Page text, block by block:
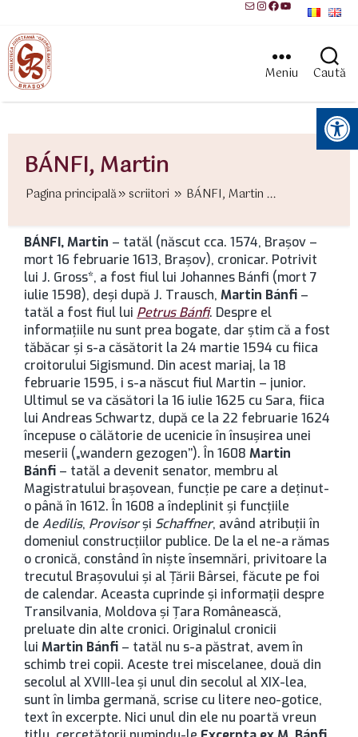
MailInstagram
Facebook
YouTube
Meniu Caută
Instrumente pentru accesibilitate
BÁNFI, Martin
Pagina principală scriitori BÁNFI, Martin ...
BÁNFI, Martin – tatăl (născut cca. 1574, Brașov –
mort 16 februarie 1613, Brașov), cronicar. Potrivit
lui J. Gross*, a fost fiul lui Johannes Bánfi (mort 7
iulie 1598), deşi după J. Trausch, Martin Bánfi –
tatăl a fost fiul lui Petrus Bánfi. Despre el
informaţiile nu sunt prea bogate, dar ştim că a fost
tăbăcar şi s-a căsătorit la 24 martie 1594 cu fiica
croitorului Sigismund. Din acest mariaj, la 18
februarie 1595, i s-a născut fiul Martin – junior.
Ultimul se va căsători la 16 iulie 1625 cu Sara, fiica
lui Andreas Schwartz, după ce la 22 februarie 1624
începuse o călătorie de ucenicie în însuşirea unei
meserii („wandern gezogen’’). În 1608 Martin
Bánfi – tatăl a devenit senator, membru al
Magistratului braşovean, funcţie pe care a deţinut-
o până în 1612. În 1608 a îndeplinit şi funcţiile
de Aedilis, Provisorşi Schaffner, având atribuţii în
domeniul construcţiilor publice. De la el ne-a rămas
o cronică, constând în nişte însemnări, privitoare la
trecutul Brașovului şi al Ţării Bârsei, făcute pe foi
de calendar. Aceasta cuprinde şi informaţii despre
Transilvania, Moldova şi Ţara Românească,
preluate din alte cronici. Originalul cronicii
lui Martin Bánfi – tatăl nu s-a păstrat, avem în
schimb trei copii. Aceste trei miscelanee, două din
secolul al XVIII-lea şi unul din secolul al XIX-lea,
sunt în limba germană, scrise cu litere neo-gotice,
text în excerpte. Nici unul din ele nu poartă vreun